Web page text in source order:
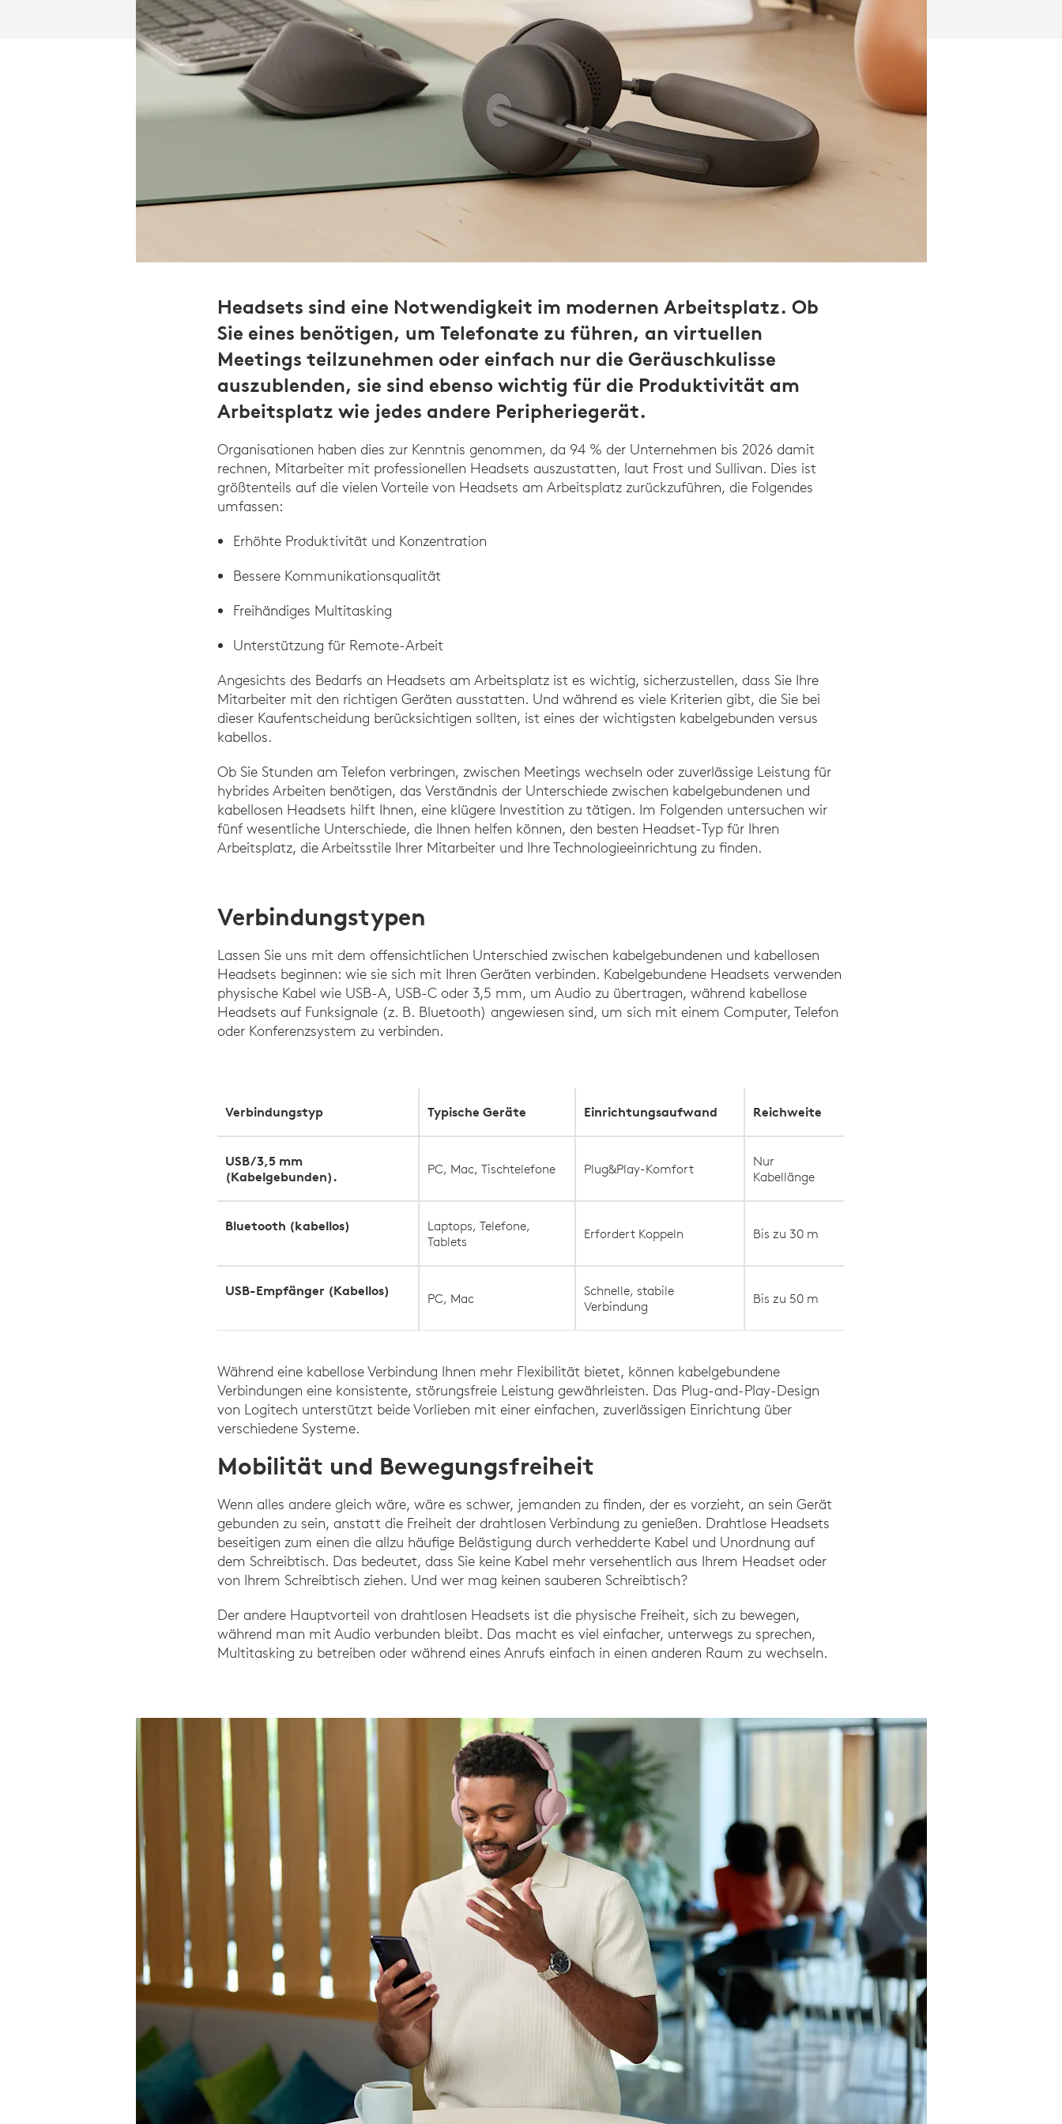
Headsets sind eine Notwendigkeit im modernen Arbeitsplatz. Ob
Sie eines benötigen, um Telefonate zu führen, an virtuellen
Meetings teilzunehmen oder einfach nur die Geräuschkulisse
auszublenden, sie sind ebenso wichtig für die Produktivität am
Arbeitsplatz wie jedes andere Peripheriegerät.
Organisationen haben dies zur Kenntnis genommen, da 94 % der Unternehmen bis 2026 damit
rechnen, Mitarbeiter mit professionellen Headsets auszustatten, laut Frost und Sullivan. Dies ist
größtenteils auf die vielen Vorteile von Headsets am Arbeitsplatz zurückzuführen, die Folgendes
umfassen:
Erhöhte Produktivität und Konzentration
Bessere Kommunikationsqualität
Freihändiges Multitasking
Unterstützung für Remote-Arbeit
Angesichts des Bedarfs an Headsets am Arbeitsplatz ist es wichtig, sicherzustellen, dass Sie Ihre
Mitarbeiter mit den richtigen Geräten ausstatten. Und während es viele Kriterien gibt, die Sie bei
dieser Kaufentscheidung berücksichtigen sollten, ist eines der wichtigsten kabelgebunden versus
kabellos.
Ob Sie Stunden am Telefon verbringen, zwischen Meetings wechseln oder zuverlässige Leistung für
hybrides Arbeiten benötigen, das Verständnis der Unterschiede zwischen kabelgebundenen und
kabellosen Headsets hilft Ihnen, eine klügere Investition zu tätigen. Im Folgenden untersuchen wir
fünf wesentliche Unterschiede, die Ihnen helfen können, den besten Headset-Typ für Ihren
Arbeitsplatz, die Arbeitsstile Ihrer Mitarbeiter und Ihre Technologieeinrichtung zu finden.
Verbindungstypen
Lassen Sie uns mit dem offensichtlichen Unterschied zwischen kabelgebundenen und kabellosen
Headsets beginnen: wie sie sich mit Ihren Geräten verbinden. Kabelgebundene Headsets verwenden
physische Kabel wie USB-A, USB-C oder 3,5 mm, um Audio zu übertragen, während kabellose
Headsets auf Funksignale (z. B. Bluetooth) angewiesen sind, um sich mit einem Computer, Telefon
oder Konferenzsystem zu verbinden.
Verbindungstyp Typische Geräte Einrichtungsaufwand Reichweite
USB/3,5 mm
(Kabelgebunden).
PC, Mac, Tischtelefone Plug&Play-Komfort
Nur
Kabellänge
Bluetooth (kabellos)
Laptops, Telefone,
Tablets
Erfordert Koppeln Bis zu 30 m
USB-Empfänger (Kabellos) PC, Mac
Schnelle, stabile
Verbindung
Bis zu 50 m
Während eine kabellose Verbindung Ihnen mehr Flexibilität bietet, können kabelgebundene
Verbindungen eine konsistente, störungsfreie Leistung gewährleisten. Das Plug-and-Play-Design
von Logitech unterstützt beide Vorlieben mit einer einfachen, zuverlässigen Einrichtung über
verschiedene Systeme.
Mobilität und Bewegungsfreiheit
Wenn alles andere gleich wäre, wäre es schwer, jemanden zu finden, der es vorzieht, an sein Gerät
gebunden zu sein, anstatt die Freiheit der drahtlosen Verbindung zu genießen. Drahtlose Headsets
beseitigen zum einen die allzu häufige Belästigung durch verhedderte Kabel und Unordnung auf
dem Schreibtisch. Das bedeutet, dass Sie keine Kabel mehr versehentlich aus Ihrem Headset oder
von Ihrem Schreibtisch ziehen. Und wer mag keinen sauberen Schreibtisch?
Der andere Hauptvorteil von drahtlosen Headsets ist die physische Freiheit, sich zu bewegen,
während man mit Audio verbunden bleibt. Das macht es viel einfacher, unterwegs zu sprechen,
Multitasking zu betreiben oder während eines Anrufs einfach in einen anderen Raum zu wechseln.